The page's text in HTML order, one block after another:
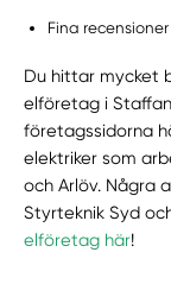
Fina
Du hittar mycket
elföretag i
företagssidorna
elektriker som
och Arlöv. Några
Styrteknik Syd
elföretag här!